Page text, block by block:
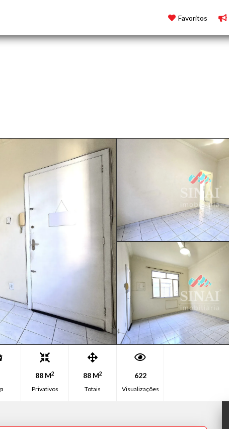
Favoritos
88 M2
Privativos
88 M2
Totais
622
Visualizações